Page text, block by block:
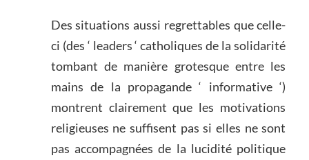
Des situations aussi regrettables que celle-
ci (des ‘ leaders ‘ catholiques de la solidarité
tombant de manière grotesque entre les
mains de la propagande ‘ informative ‘)
montrent clairement que les motivations
religieuses ne suffisent pas si elles ne sont
pas accompagnées de la lucidité politique